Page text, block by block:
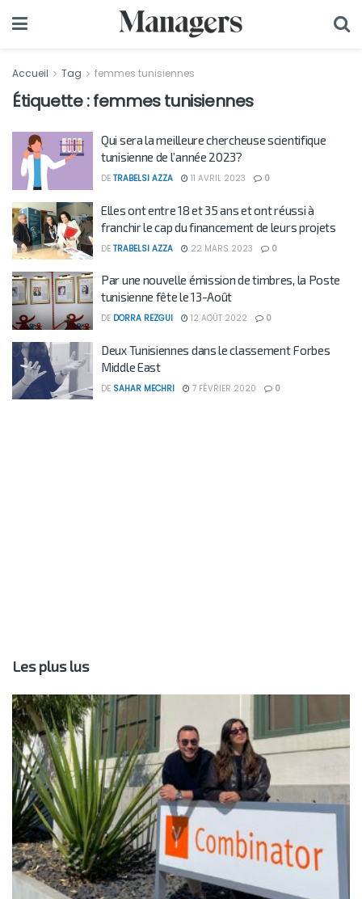
Accueil Tag femmes tunisiennes
Étiquette :femmes tunisiennes
Qui sera la meilleure chercheuse scientifique
tunisienne de l’année 2023?
DE TRABELSI AZZA 11 AVRIL 2023 0
Elles ont entre 18 et 35 ans et ont réussi à
franchir le cap du financement de leurs projets
DE TRABELSI AZZA 22 MARS 2023 0
Par une nouvelle émission de timbres, la Poste
tunisienne fête le 13-Août
DE DORRA REZGUI 12 AOÛT 2022 0
Deux Tunisiennes dans le classement Forbes
Middle East
DE SAHAR MECHRI 7 FÉVRIER 2020 0
Les plus lus